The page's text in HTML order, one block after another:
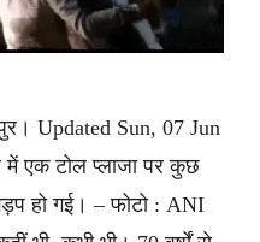
Updated Sun, 07 Jun
एक टोल प्लाजा पर कुछ
हो गई। – फोटो : ANI